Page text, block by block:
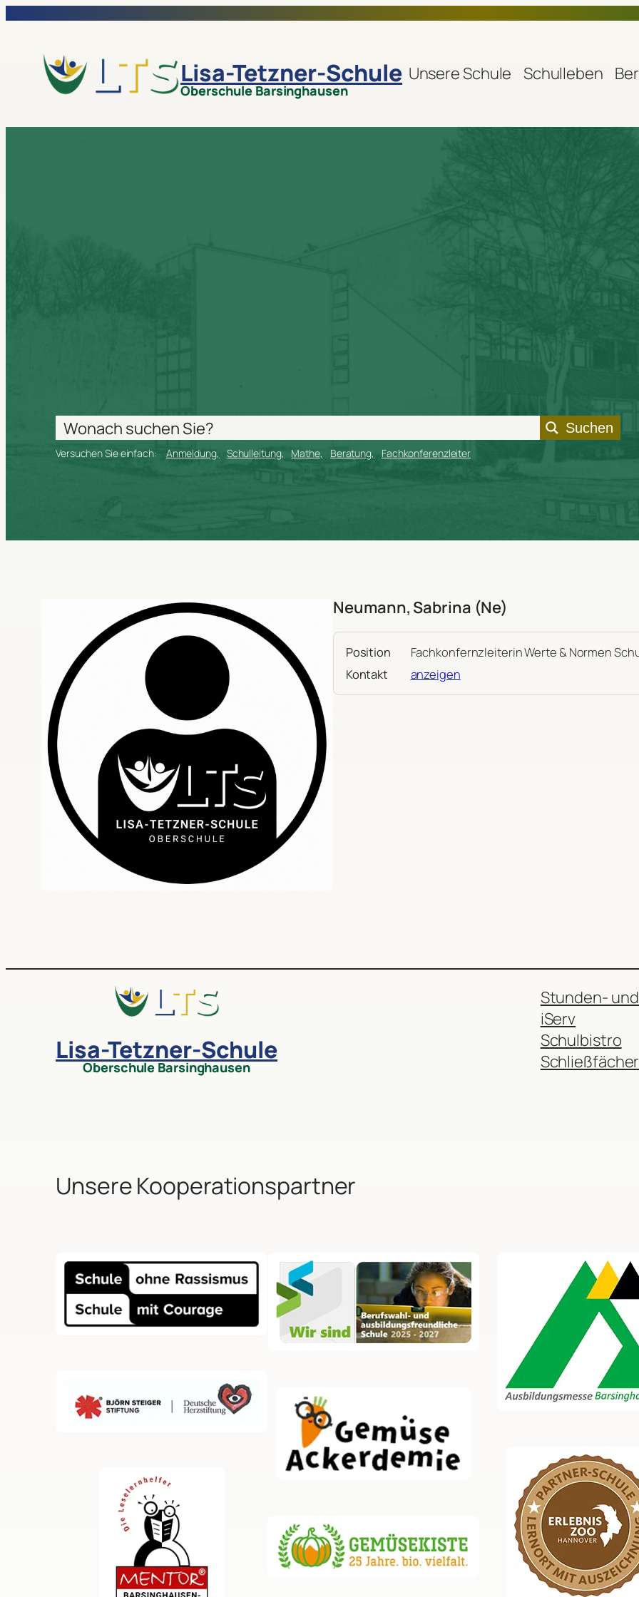
Lisa-Tetzner-Schule
Oberschule Barsinghausen
Unsere Schule Schulleben
Suchen
Versuchen Sie einfach: Anmeldung Schulleitung Mathe Beratung Fachkonferenzleiter
Neumann, Sabrina (Ne)
Position
Fachkonfernzleiterin Werte & Normen
Kontakt
anzeigen
Lisa-Tetzner-Schule
Oberschule Barsinghausen
Stunden-
iServ
Schulbistro
Schließfächer
Unsere Kooperationspartner